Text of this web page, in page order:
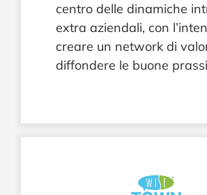
centro delle dinamiche
extra aziendali, con
creare un network di
diffondere le buone